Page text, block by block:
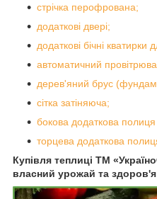
стрічка перофрована;
додаткові двері;
додаткові бічні кватирки
автоматичний
дерев'яний брус
сітка затіняюча;
бокова додаткова
торцева додаткова
Купівля теплиці ТМ
власний урожай та